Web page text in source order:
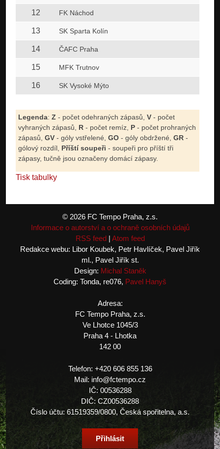
12 FK Náchod
13 SK Sparta Kolín
14 ČAFC Praha
15 MFK Trutnov
16 SK Vysoké Mýto
Legenda: Z - počet odehraných zápasů, V - počet
vyhraných zápasů, R - počet remíz, P - počet prohraných
zápasů, GV - góly vstřelené, GO - góly obdržené, GR -
gólový rozdíl, Příští soupeři - soupeři pro příští tři
zápasy, tučně jsou označeny domácí zápasy.
Tisk tabulky
© 2026 FC Tempo Praha, z.s.
Informace o autorství a o ochraně osobních údajů
RSS feed| Atom feed
Redakce webu: Libor Koubek, Petr Havlíček, Pavel Jiřík
ml., Pavel Jiřík st.
Design: Michal Staněk
Coding: Tonda, re076, Pavel Hanyš
Adresa:
FC Tempo Praha, z.s.
Ve Lhotce 1045/3
Praha 4 - Lhotka
142 00
Telefon: +420 606 855 136
Mail: info@fctempo.cz
IČ: 00536288
DIČ: CZ00536288
Číslo účtu: 61519359/0800, Česká spořitelna, a.s.
Přihlásit